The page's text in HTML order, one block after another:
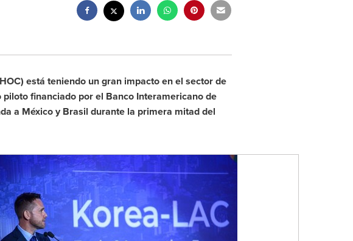
está teniendo un gran impacto en el sector de
financiado por el Banco Interamericano de
a México y Brasil durante la primera mitad del